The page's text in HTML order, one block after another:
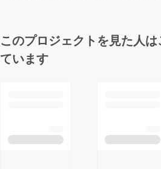
このプロジェクトを見た人
ています